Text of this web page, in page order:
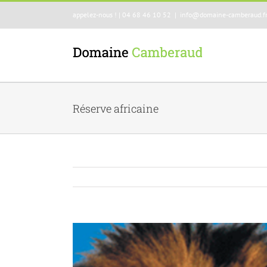
appelez-nous ! | 04 68 46 10 52 | info@domaine-camberaud.fr
Réserve africaine